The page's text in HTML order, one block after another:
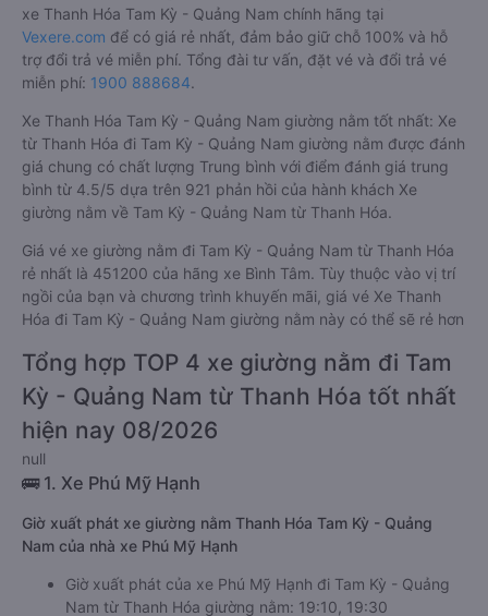
xe Thanh Hóa Tam Kỳ - Quảng Nam chính hãng tại
Vexere.com để có giá rẻ nhất, đảm bảo giữ chỗ 100% và hỗ
trợ đổi trả vé miễn phí. Tổng đài tư vấn, đặt vé và đổi trả vé
miễn phí: 1900 888684.
Xe Thanh Hóa Tam Kỳ - Quảng Nam giường nằm tốt nhất: Xe
từ Thanh Hóa đi Tam Kỳ - Quảng Nam giường nằm được đánh
giá chung có chất lượng Trung bình với điểm đánh giá trung
bình từ 4.5/5 dựa trên 921 phản hồi của hành khách Xe
giường nằm về Tam Kỳ - Quảng Nam từ Thanh Hóa.
Giá vé xe giường nằm đi Tam Kỳ - Quảng Nam từ Thanh Hóa
rẻ nhất là 451200 của hãng xe Bình Tâm. Tùy thuộc vào vị trí
ngồi của bạn và chương trình khuyến mãi, giá vé Xe Thanh
Hóa đi Tam Kỳ - Quảng Nam giường nằm này có thể sẽ rẻ hơn
Tổng hợp TOP 4 xe giường nằm đi Tam
Kỳ - Quảng Nam từ Thanh Hóa tốt nhất
hiện nay 08/2026
null
🚌 1. Xe Phú Mỹ Hạnh
Giờ xuất phát xe giường nằm Thanh Hóa Tam Kỳ - Quảng
Nam của nhà xe Phú Mỹ Hạnh
Giờ xuất phát của xe Phú Mỹ Hạnh đi Tam Kỳ - Quảng
Nam từ Thanh Hóa giường nằm: 19:10, 19:30